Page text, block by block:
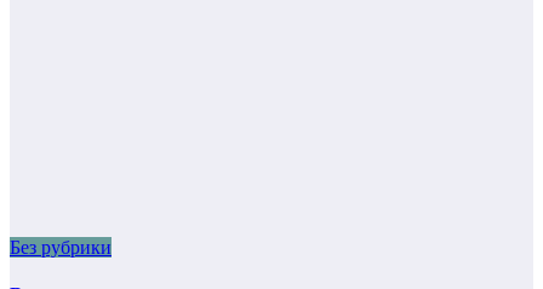
Без рубрики